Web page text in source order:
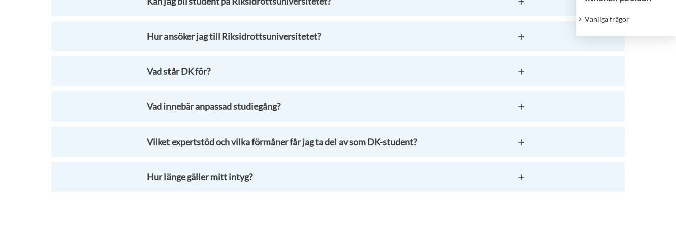
Vanliga frågor
Hur ansöker jag till Riksidrottsuniversitetet?
Vad står DK för?
Vad innebär anpassad studiegång?
Vilket expertstöd och vilka förmåner får jag ta del av som DK-student?
Hur länge gäller mitt intyg?